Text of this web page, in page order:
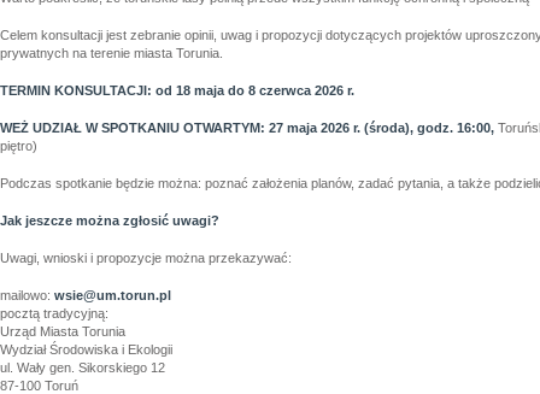
Celem konsultacji jest zebranie opinii, uwag i propozycji dotyczących projektów
prywatnych na terenie miasta Torunia.
TERMIN KONSULTACJI: od 18 maja do 8 czerwca 2026 r.
WEŻ UDZIAŁ W SPOTKANIU OTWARTYM: 27 maja 2026 r. (środa), godz. 16:00,
piętro)
Podczas spotkanie będzie można: poznać założenia planów, zadać pytania, a także
Jak jeszcze można zgłosić uwagi?
Uwagi, wnioski i propozycje można przekazywać:
mailowo: wsie@um.torun.pl
pocztą tradycyjną:
Urząd Miasta Torunia
Wydział Środowiska i Ekologii
ul. Wały gen. Sikorskiego 12
87-100 Toruń